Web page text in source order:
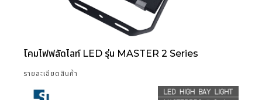
โคมไฟฟลัดไลท์ LED รุ่น MASTER 2 Series
รายละเอียดสินค้า